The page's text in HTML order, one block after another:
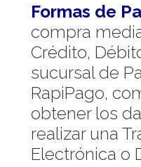
Formas de
compra
Crédito,
sucursal de
RapiPago,
obtener los
realizar una
Electrónica o